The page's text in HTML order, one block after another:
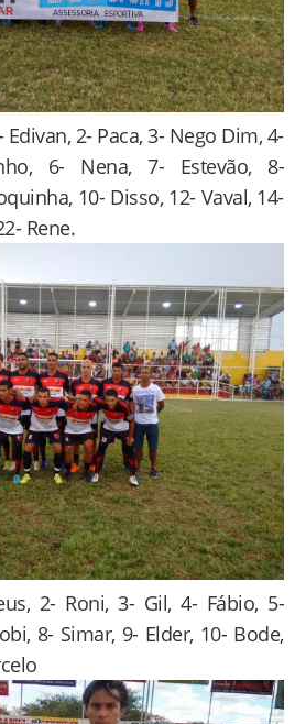
Edivan, 2- Paca, 3- Nego Dim, 4-
6- Nena, 7- Estevão, 8-
10- Disso, 12- Vaval, 14-
Rene.
2- Roni, 3- Gil, 4- Fábio, 5-
8- Simar, 9- Elder, 10- Bode,